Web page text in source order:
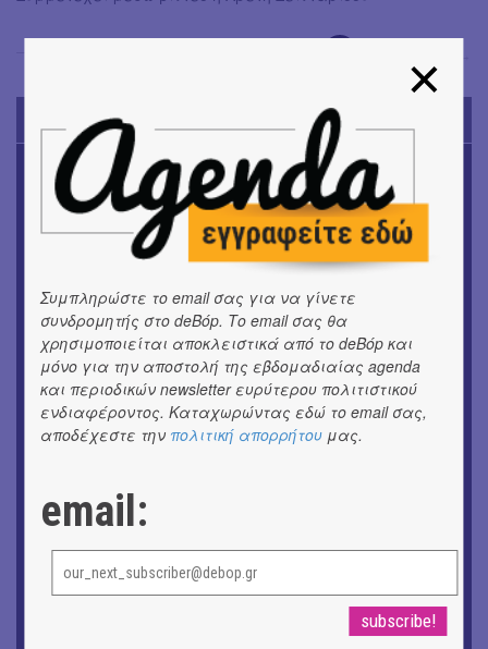
TODAY'S EVENTS
ΜΟΥΣΙΚΗ
16o Samos Young Artists Festival
OUTDΟORS
ANILIO PARK FESTIVAL 2026
ΘΕΑΤΡΟ / ΧΟΡΟΣ
«ΑΗ ΛΑΟΣ» | Ένα σκηνικό ρέκβιεμ για την ήττα ενός
λαού
ΕΙΚΑΣΤΙΚΑ
Ομαδική έκθεση | Προσωρινά για Πάντα
Θανάσης Λάλας-Κώστας Τσόκλης - Συνομιλώντας με
εικόνες και λέξεις
Συμπληρώστε το email σας για να γίνετε
συνδρομητής στο deBόp. Το email σας θα
χρησιμοποιείται αποκλειστικά από το deBόp και
μόνο για την αποστολή της εβδομαδιαίας agenda
και περιοδικών newsletter ευρύτερου πολιτιστικού
ενδιαφέροντος. Καταχωρώντας εδώ το email σας,
αποδέχεστε την πολιτική απορρήτου μας.
email: